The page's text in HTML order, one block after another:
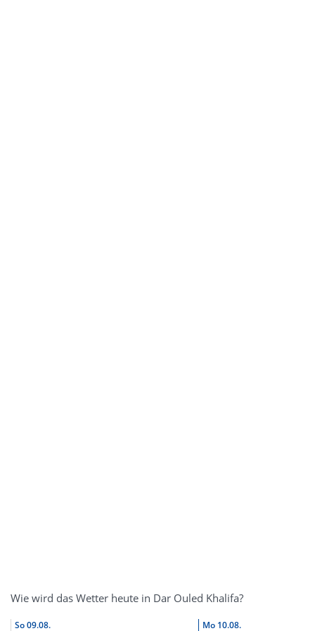
Wie wird das Wetter heute in Dar Ouled Khalifa?
So09.08. Mo 10.08.